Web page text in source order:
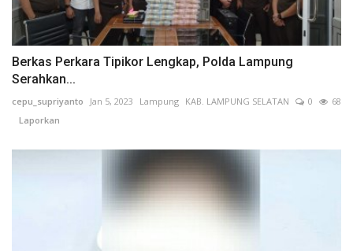
Berkas Perkara Tipikor Lengkap, Polda Lampung
Serahkan...
cepu_supriyanto Jan 5, 2023 Lampung KAB. LAMPUNG SELATAN 0
68
Laporkan